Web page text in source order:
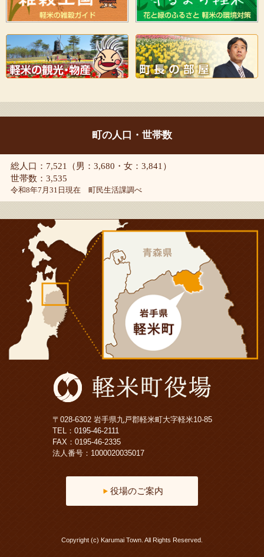
町の人口・世帯数
総人口：7,521（男：3,680・女：3,841）
世帯数：3,535
令和8年7月31日現在 町民生活課調べ
〒028-6302 岩手県九戸郡軽米町大字軽米10-85
TEL： 0195-46-2111
FAX：0195-46-2335
法人番号：1000020035017
役場のご案内
Copyright (c) Karumai Town. All Rights Reserved.